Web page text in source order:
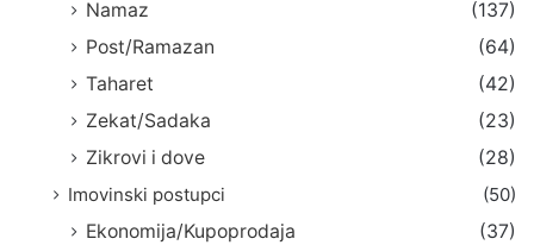
Namaz
(137)
Post/Ramazan
(64)
Taharet
(42)
Zekat/Sadaka
(23)
Zikrovi i dove
(28)
Imovinski postupci
(50)
Ekonomija/Kupoprodaja
(37)